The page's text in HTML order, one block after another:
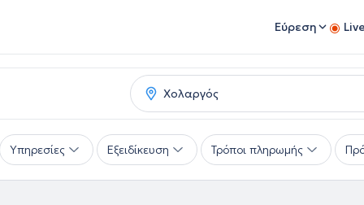
Εύρεση
Υπηρεσίες Εξειδίκευση Τρόποι πληρωμής